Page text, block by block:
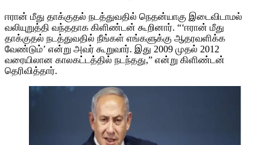
ஈரான் மீது தாக்குதல் நடத்துவதில் நெதன்யாகு இடைவிடாமல்
வலியுறுத்தி வந்ததாக கிளிண்டன் கூறினார். “‘ஈரான் மீது
தாக்குதல் நடத்துவதில் நீங்கள் எங்களுக்கு ஆதரவளிக்க
வேண்டும்’ என்று அவர் கூறுவார். இது 2009 முதல் 2012
வரையிலான காலகட்டத்தில் நடந்தது,” என்று கிளிண்டன்
தெரிவித்தார்.